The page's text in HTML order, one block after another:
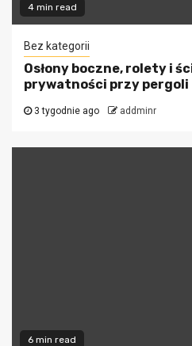
4 min read
Bez kategorii
Osłony boczne, rolety i
prywatności przy pergoli
3 tygodnie ago addminr
6 min read